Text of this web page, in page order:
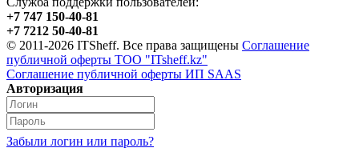
+7 747 150-40-81
+7 7212 50-40-81
© 2011-2026 ITSheff. Все права защищены Соглашение
публичной оферты ТОО "ITsheff.kz"
Соглашение публичной оферты ИП SAAS
Авторизация
Забыли логин или пароль?